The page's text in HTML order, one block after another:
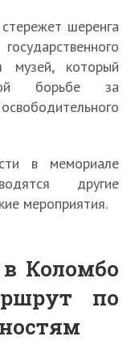
шеренга
музей, который
борьбе за
в мемориале
другие
мероприятия.
Коломбо
по